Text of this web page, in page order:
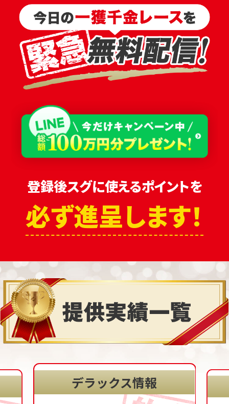
登録後スグに使えるポイントを
必ず進呈します！
デラックス情報